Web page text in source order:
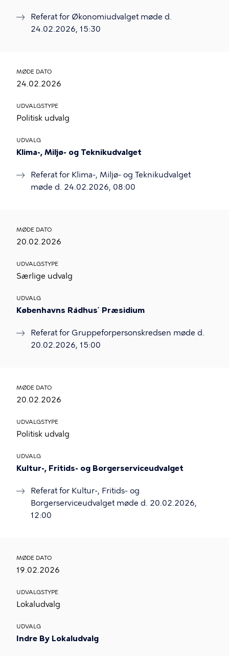
Referat for Økonomiudvalget møde d.
24.02.2026, 15:30
MØDE DATO
24.02.2026
UDVALGSTYPE
Politisk udvalg
UDVALG
Klima-, Miljø- og Teknikudvalget
Referat for Klima-, Miljø- og Teknikudvalget
møde d. 24.02.2026, 08:00
MØDE DATO
20.02.2026
UDVALGSTYPE
Særlige udvalg
UDVALG
Københavns Rådhus ́ Præsidium
Referat for Gruppeforpersonskredsen møde d.
20.02.2026, 15:00
MØDE DATO
20.02.2026
UDVALGSTYPE
Politisk udvalg
UDVALG
Kultur-, Fritids- og Borgerserviceudvalget
Referat for Kultur-, Fritids- og
Borgerserviceudvalget møde d. 20.02.2026,
12:00
MØDE DATO
19.02.2026
UDVALGSTYPE
Lokaludvalg
UDVALG
Indre By Lokaludvalg